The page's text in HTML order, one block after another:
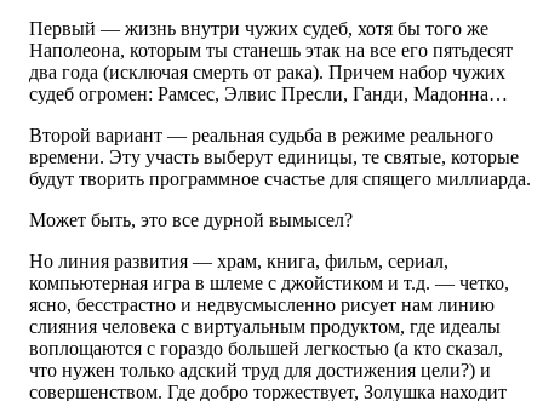
Первый — жизнь внутри чужих судеб, хотя бы того же
Наполеона, которым ты станешь этак на все его пятьдесят
два года (исключая смерть от рака). Причем набор чужих
судеб огромен: Рамсес, Элвис Пресли, Ганди, Мадонна…
Второй вариант — реальная судьба в режиме реального
времени. Эту участь выберут единицы, те святые, которые
будут творить программное счастье для спящего миллиарда.
Может быть, это все дурной вымысел?
Но линия развития — храм, книга, фильм, сериал,
компьютерная игра в шлеме с джойстиком и т.д. — четко,
ясно, бесстрастно и недвусмысленно рисует нам линию
слияния человека с виртуальным продуктом, где идеалы
воплощаются с гораздо большей легкостью (а кто сказал,
что нужен только адский труд для достижения цели?) и
совершенством. Где добро торжествует, Золушка находит